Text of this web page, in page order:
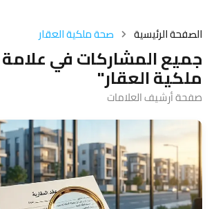
الصفحة الرئيسية صحة ملكية العقار
جميع المشاركات في
ملكية العقار"
صفحة أرشيف العلامات